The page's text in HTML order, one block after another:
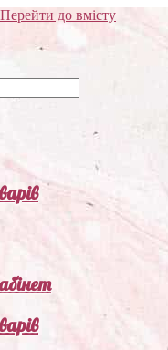
Перейти до вмісту